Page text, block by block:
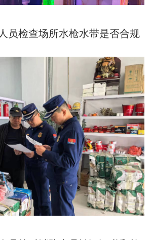
员检查场所水枪水带是否合规